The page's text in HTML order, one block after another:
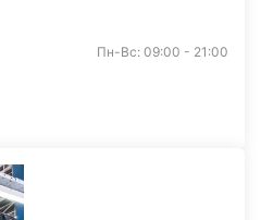
Пн-Вс: 09:00 - 21:00